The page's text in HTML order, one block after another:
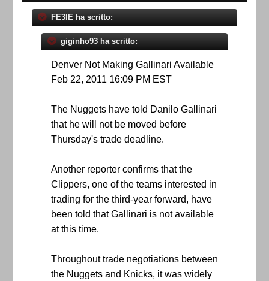
FE3IE ha scritto:
giginho93 ha scritto:
Denver Not Making Gallinari Available
Feb 22, 2011 16:09 PM EST
The Nuggets have told Danilo Gallinari
that he will not be moved before
Thursday's trade deadline.
Another reporter confirms that the
Clippers, one of the teams interested in
trading for the third-year forward, have
been told that Gallinari is not available
at this time.
Throughout trade negotiations between
the Nuggets and Knicks, it was widely